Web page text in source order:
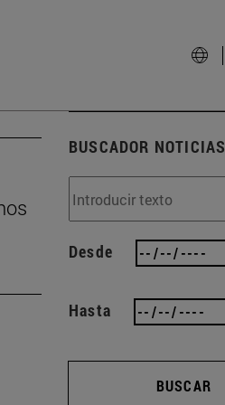
BUSCADOR NOTICIAS
Desde
Hasta
BUSCAR